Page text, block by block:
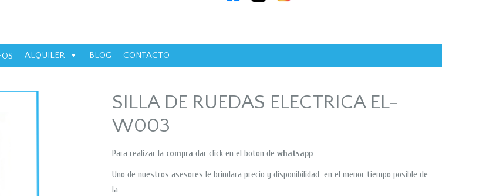
ALQUILER BLOG CONTACTO
SILLA DE RUEDAS ELECTRICA EL-
W003
Para realizar la compra dar click en el boton de whatsapp
Uno de nuestros asesores le brindara precio y disponibilidad en el menor tiempo posible de
la